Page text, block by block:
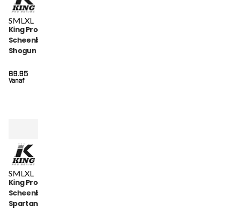
SMLXL
King Pro Boxing
Scheenbeschermers
Shogun Series (KPB
Vanaf
69.95
SML XL
King Pro Boxing
Scheenbeschermers
Spartan Series (KPB